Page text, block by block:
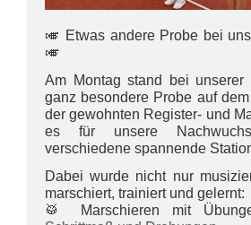
🎺 Etwas andere Probe bei
🎺
Am Montag stand bei unserer
ganz besondere Probe auf
der gewohnten Register- und
es für unsere
verschiedene spannende
Dabei wurde nicht nur
marschiert, trainiert und gelernt:
🥁 Marschieren mit